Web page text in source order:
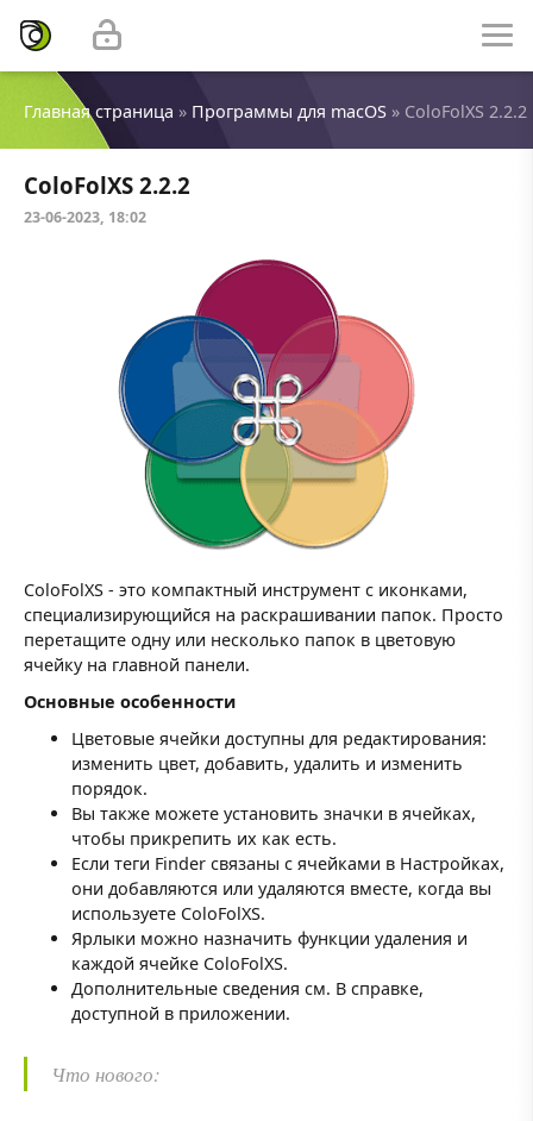
Главная страница » Программы для macOS » ColoFolXS 2.2.2
ColoFolXS 2.2.2
23-06-2023, 18:02
ColoFolXS - это компактный инструмент с иконками,
специализирующийся на раскрашивании папок. Просто
перетащите одну или несколько папок в цветовую
ячейку на главной панели.
Основные особенности
Цветовые ячейки доступны для редактирования:
изменить цвет, добавить, удалить и изменить
порядок.
Вы также можете установить значки в ячейках,
чтобы прикрепить их как есть.
Если теги Finder связаны с ячейками в Настройках,
они добавляются или удаляются вместе, когда вы
используете ColoFolXS.
Ярлыки можно назначить функции удаления и
каждой ячейке ColoFolXS.
Дополнительные сведения см. В справке,
доступной в приложении.
Что нового: